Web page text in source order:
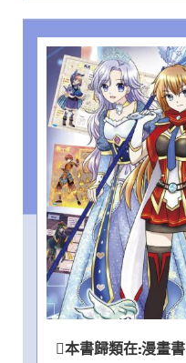
本書歸類在:漫畫書